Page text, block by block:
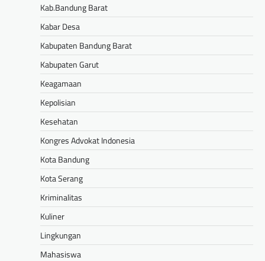
Kab.Bandung Barat
Kabar Desa
Kabupaten Bandung Barat
Kabupaten Garut
Keagamaan
Kepolisian
Kesehatan
Kongres Advokat Indonesia
Kota Bandung
Kota Serang
Kriminalitas
Kuliner
Lingkungan
Mahasiswa